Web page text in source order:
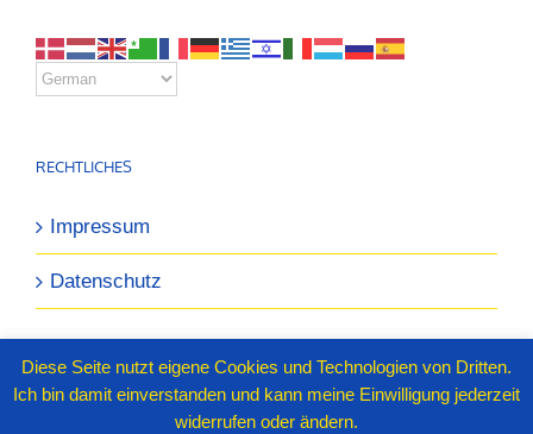
RECHTLICHES
Impressum
Datenschutz
Diese Seite nutzt eigene Cookies und Technologien von Dritten.
Ich bin damit einverstanden und kann meine Einwilligung jederzeit
widerrufen oder ändern.